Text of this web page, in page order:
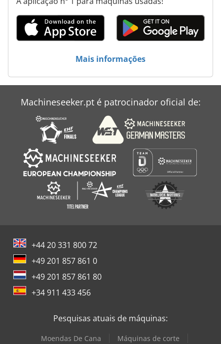
Secadores De Edifício
Secagem De Madeira
Mais informações
Machineseeker.pt é patrocinador oficial de:
+44 20 331 800 72
+49 201 857 861 0
+49 201 857 861 80
+34 911 433 456
Pesquisas atuais de máquinas:
Moendas De Cana
Máquinas de corte